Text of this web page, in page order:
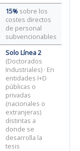
15% sobre los
costes directos
de personal
subvencionables
Solo Línea 2
(Doctorados
Industriales) · En
entidades I+D
públicas o
privadas
(nacionales o
extranjeras)
distintas a
donde se
desarrolla la
tesis